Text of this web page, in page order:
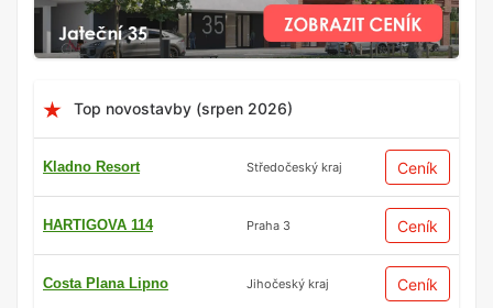
Top novostavby (srpen 2026)
Kladno Resort Středočeský kraj Ceník
HARTIGOVA 114 Praha 3 Ceník
Costa Plana Lipno Jihočeský kraj Ceník